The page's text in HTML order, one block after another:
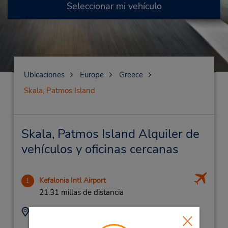
Seleccionar mi vehículo
Ubicaciones Europe
Greece
Skala, Patmos Island
Skala, Patmos Island Alquiler de
vehículos y oficinas cercanas
1 Kefalonia Intl Airport
21.31 millas de distancia
Dirección:
(30) 2671440076